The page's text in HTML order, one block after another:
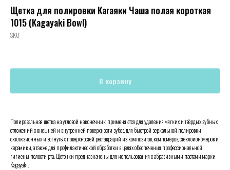
Щетка для полировки Кагаяки Чаша полая короткая
1015 (Kagayaki Bowl)
SKU:
В корзину
Полировальная щетка на угловой наконечник, применяются для удаления мягких и твёрдых зубных
отложений с внешней и внутренней поверхности зубов, для быстрой зеркальной полировки
окклюзионных и вогнутых поверхностей реставраций из композитов, компомеров, стеклоиономеров и
керамики, а также для профилактической обработки в целях обеспечения профессиональной
гигиены полости рта. Щеточки предназначены для использования с абразивными пастами марки
Kagayaki.